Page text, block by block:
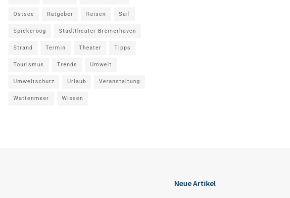
Ostsee Ratgeber Reisen Sail
Spiekeroog Stadttheater Bremerhaven
Strand Termin Theater Tipps
Tourismus Trends Umwelt
Umweltschutz Urlaub Veranstaltung
Wattenmeer Wissen
Neue Artikel